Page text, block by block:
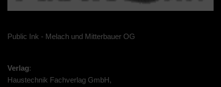
Public Ink - Melach und Mitterbauer OG
Verlag:
Haustechnik Fachverlag GmbH,